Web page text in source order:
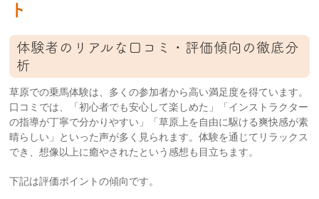
ト
体験者のリアルな口コミ・評価傾向の徹底分
析
草原での乗馬体験は、多くの参加者から高い満足度を得ています。
口コミでは、「初心者でも安心して楽しめた」「インストラクター
の指導が丁寧で分かりやすい」「草原上を自由に駆ける爽快感が素
晴らしい」といった声が多く見られます。体験を通じてリラックス
でき、想像以上に癒やされたという感想も目立ちます。
下記は評価ポイントの傾向です。